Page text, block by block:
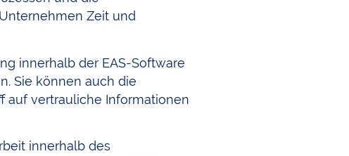
Zeit und
innerhalb der EAS-Software
Sie können auch die
auf vertrauliche Informationen
innerhalb des